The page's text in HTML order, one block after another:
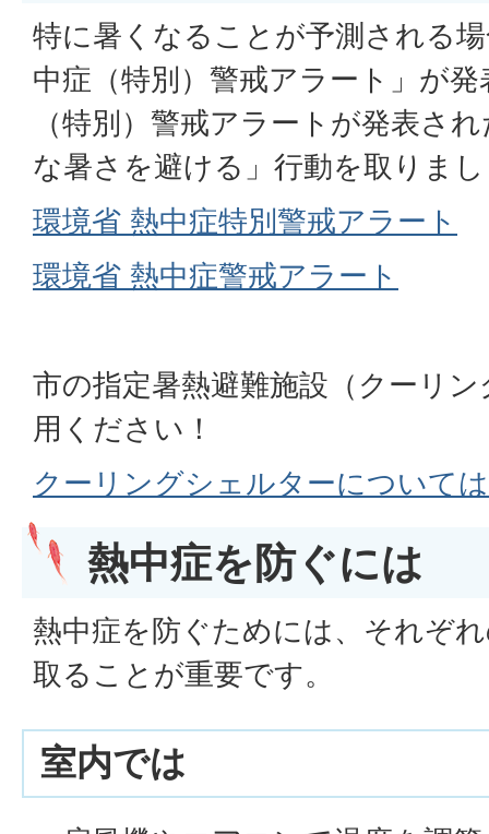
特に暑くなることが予測される
中症（特別）警戒アラート」が
（特別）警戒アラートが発表さ
な暑さを避ける」行動を取りま
環境省 熱中症特別警戒アラート
環境省 熱中症警戒アラート
市の指定暑熱避難施設（クーリ
用ください！
クーリングシェルターについて
熱中症を防ぐには
熱中症を防ぐためには、それぞ
取ることが重要です。
室内では